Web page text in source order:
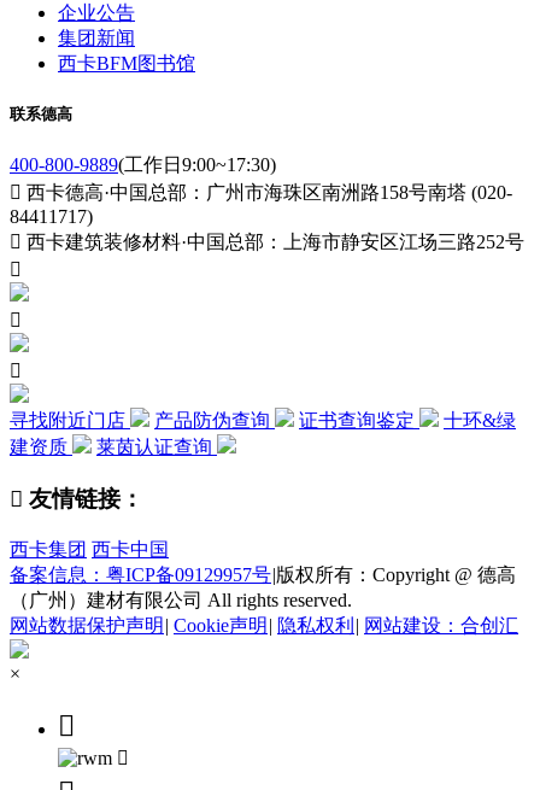
企业公告
集团新闻
西卡BFM图书馆
联系德高
400-800-9889(工作日9:00~17:30)
 西卡德高·中国总部：广州市海珠区南洲路158号南塔 (020-
84411717)
 西卡建筑装修材料·中国总部：上海市静安区江场三路252号



寻找附近门店 产品防伪查询 证书查询鉴定
十环&绿
建资质
莱茵认证查询
 友情链接：
西卡集团 西卡中国
备案信息：粤ICP备09129957号|版权所有：Copyright @ 德高
（广州）建材有限公司 All rights reserved.
网站数据保护声明 | Cookie声明 | 隐私权利 | 网站建设：合创汇
×

